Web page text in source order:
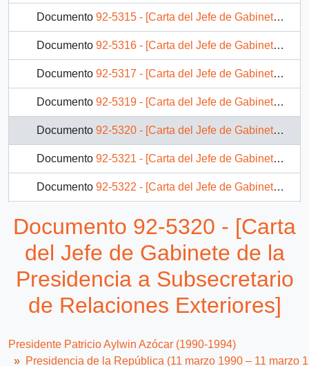
Documento 92-5315 - [Carta del Jefe de Gabinete de la Presidencia a Secretario Ejecutivo Plan Beca Presidente de la República]
Documento 92-5316 - [Carta del Jefe de Gabinete de la Presidencia a Subsecretario de Relaciones Exteriores]
Documento 92-5317 - [Carta del Jefe de Gabinete de la Presidencia a SEREMI de Vivienda I Región]
Documento 92-5319 - [Carta del Jefe de Gabinete de la Presidencia a Jefe de División Jurídico-Legislativa]
Documento 92-5320 - [Carta del Jefe de Gabinete de la Presidencia a Subsecretario de Relaciones Exteriores]
Documento 92-5321 - [Carta del Jefe de Gabinete de la Presidencia a Director de Comisión Especial de Pueblos Indígenas]
Documento 92-5322 - [Carta del Jefe de Gabinete de la Presidencia a Alcalde de Santiago]
92-5323 - [Carta del Jefe de Gabinete de la Presidencia a Director de DIGEDER]
Documento 92-5324 - [Carta del Jefe de Gabinete de la Presidencia a Director de Comisión Especial de Pueblos Indígenas]
368 más...
Documento 92-5320 - [Carta
del Jefe de Gabinete de la
Presidencia a Subsecretario
de Relaciones Exteriores]
Presidente Patricio Aylwin Azócar (1990-1994)
Presidencia de la República (11 marzo 1990 – 11 marzo